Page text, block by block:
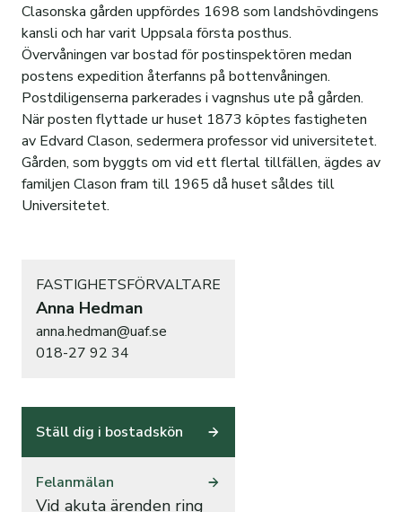
Clasonska gården uppfördes 1698 som landshövdingens
kansli och har varit Uppsala första posthus.
Övervåningen var bostad för postinspektören medan
postens expedition återfanns på bottenvåningen.
Postdiligenserna parkerades i vagnshus ute på gården.
När posten flyttade ur huset 1873 köptes fastigheten
av Edvard Clason, sedermera professor vid universitetet.
Gården, som byggts om vid ett flertal tillfällen, ägdes av
familjen Clason fram till 1965 då huset såldes till
Universitetet.
FASTIGHETSFÖRVALTARE
Anna Hedman
anna.hedman@uaf.se
018-27 92 34
Ställ dig i bostadskön
Felanmälan
Vid akuta ärenden ring